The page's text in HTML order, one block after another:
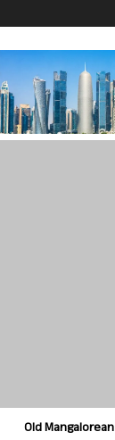
Old Mangalorean